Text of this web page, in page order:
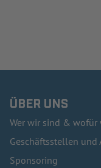
ÜBER UNS
Wer wir sind & wofür
Geschäftsstellen und
Sponsoring